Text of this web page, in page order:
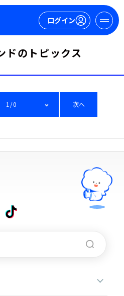
ログイン
ドのトピックス
1/0 次へ